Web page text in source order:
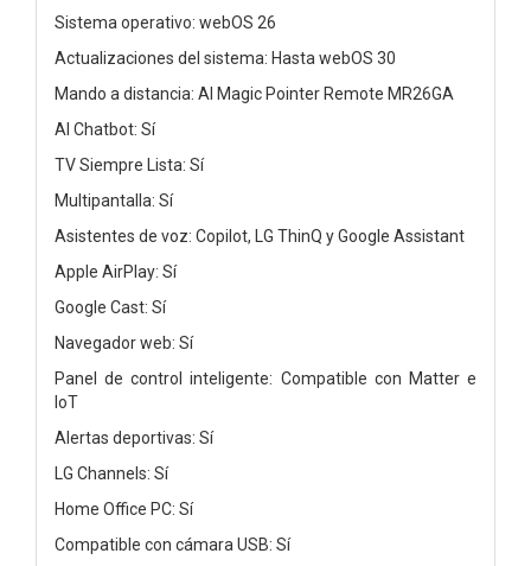
Sistema operativo: webOS 26
Actualizaciones del sistema: Hasta webOS 30
Mando a distancia: AI Magic Pointer Remote MR26GA
AI Chatbot: Sí
TV Siempre Lista: Sí
Multipantalla: Sí
Asistentes de voz: Copilot, LG ThinQ y Google Assistant
Apple AirPlay: Sí
Google Cast: Sí
Navegador web: Sí
Panel de control inteligente: Compatible con Matter e
IoT
Alertas deportivas: Sí
LG Channels: Sí
Home Office PC: Sí
Compatible con cámara USB: Sí